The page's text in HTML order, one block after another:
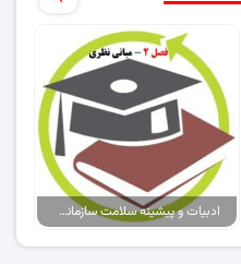
ادبیات و پیشینه سلامت سازمانی، سرمایه روانشناختی، بهزیستی کارکنان